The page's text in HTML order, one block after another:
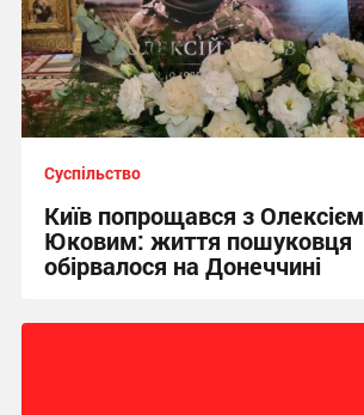
Суспільство
Київ попрощався з Олексієм
Юковим: життя пошуковця
обірвалося на Донеччині